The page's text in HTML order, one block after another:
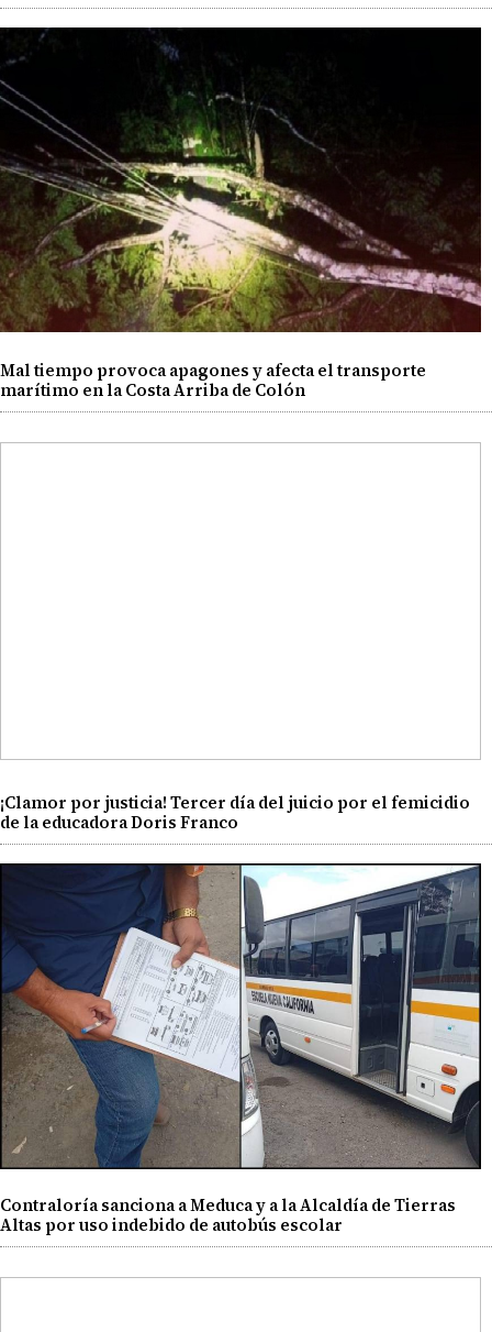
Mal tiempo provoca apagones y afecta el transporte
marítimo en la Costa Arriba de Colón
¡Clamor por justicia! Tercer día del juicio por el femicidio
de la educadora Doris Franco
Contraloría sanciona a Meduca y a la Alcaldía de Tierras
Altas por uso indebido de autobús escolar